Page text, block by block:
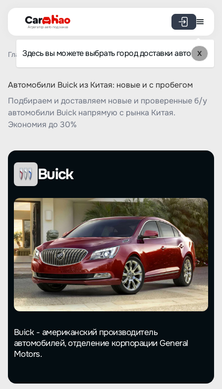
Агрегатор авто под заказ
Здесь вы можете выбрать город доставки авто X
Главная Список брендов Buick
Автомобили Buick из Китая: новые и с пробегом
Подбираем и доставляем новые и проверенные б/у
автомобили Buick напрямую с рынка Китая.
Экономия до 30%
Buick
Buick - американский производитель
автомобилей, отделение корпорации General
Motors.